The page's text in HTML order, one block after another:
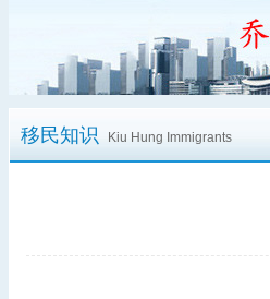
移民知识 Kiu Hung Immigrants